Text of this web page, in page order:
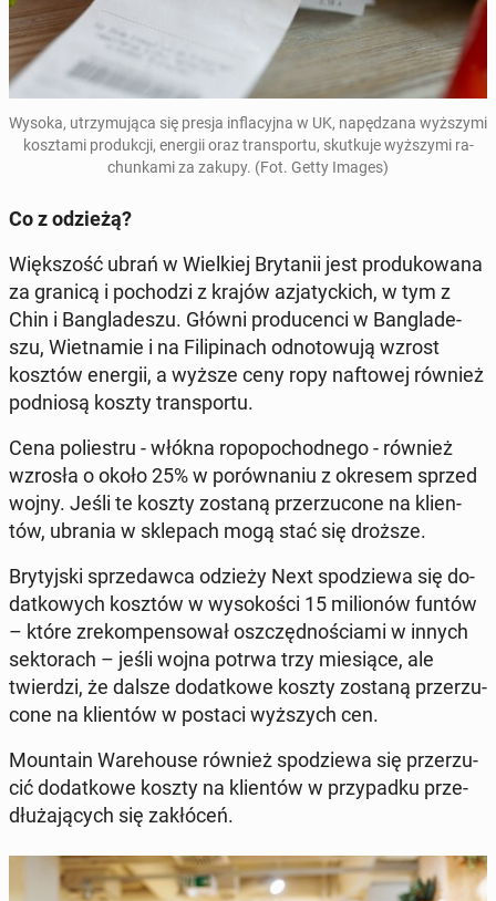
Wysoka, utrzy­mu­ją­ca się presja in­fla­cyj­na w UK, na­pę­dza­na wyż­szy­mi
kosz­ta­mi pro­duk­cji, energii oraz trans­por­tu, skut­ku­je wyż­szy­mi ra­
chun­ka­mi za zakupy. (Fot. Getty Images)
Co z odzieżą?
Więk­szość ubrań w Wiel­kiej Bry­ta­nii jest pro­du­ko­wa­na
za granicą i po­cho­dzi z krajów azja­tyc­kich, w tym z
Chin i Ban­gla­de­szu. Główni pro­du­cen­ci w Ban­gla­de­
szu, Wiet­na­mie i na Fi­li­pi­nach od­no­to­wu­ją wzrost
kosztów energii, a wyższe ceny ropy naf­to­wej również
pod­nio­są koszty trans­por­tu.
Cena po­lie­stru - włókna ro­po­po­chod­ne­go - również
wzrosła o około 25% w po­rów­na­niu z okresem sprzed
wojny. Jeśli te koszty zostaną prze­rzu­co­ne na klien­
tów, ubrania w skle­pach mogą stać się droższe.
Bry­tyj­ski sprze­daw­ca odzieży Next spo­dzie­wa się do­
dat­ko­wych kosztów w wy­so­ko­ści 15 mi­lio­nów funtów
– które zre­kom­pen­so­wał oszczęd­no­ścia­mi w innych
sek­to­rach – jeśli wojna potrwa trzy mie­sią­ce, ale
twier­dzi, że dalsze do­dat­ko­we koszty zostaną prze­rzu­
co­ne na klien­tów w postaci wyż­szych cen.
Mo­un­ta­in Wa­re­ho­use również spo­dzie­wa się prze­rzu­
cić do­dat­ko­we koszty na klien­tów w przy­pad­ku prze­
dłu­ża­ją­cych się za­kłó­ceń.